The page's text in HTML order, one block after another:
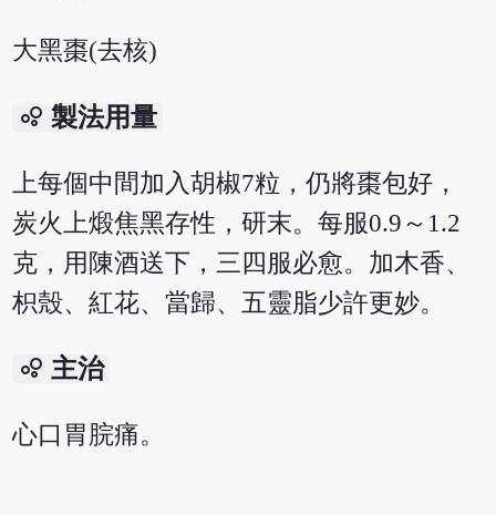
大黑棗(去核)
bubble_chart 製法用量
上每個中間加入胡椒7粒，仍將棗包好，
炭火上煅焦黑存性，研末。每服0.9～1.2
克，用陳酒送下，三四服必愈。加木香、
枳殼、紅花、當歸、五靈脂少許更妙。
bubble_chart 主治
心口胃脘痛。